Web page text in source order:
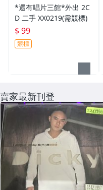
*還有唱片三館*外出 2C
D 二手 XX0219(需競標)
$ 99
競標
賣家最新刊登